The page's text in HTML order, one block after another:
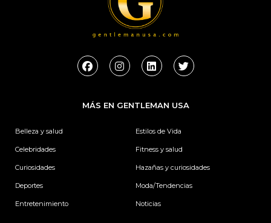
F
a
b
o
I
n
a
g
L
i
e
d
n
T
w
t
e
MÁS EN GENTLEMAN USA
Belleza y salud
Celebridades
Curiosidades
Deportes
Entretenimiento
Estilos de Vida
Fitness y salud
Hazañas y curiosidades
Moda/Tendencias
Noticias